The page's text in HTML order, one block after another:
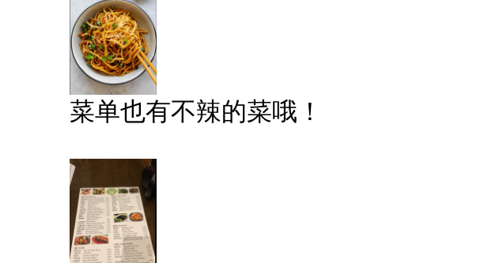
菜单也有不辣的菜哦！